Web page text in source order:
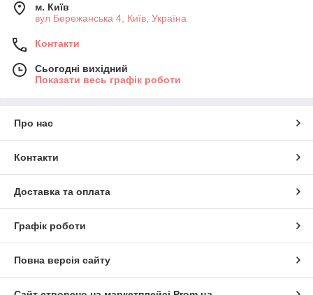
м. Київ
вул Бережанська 4, Київ, Україна
Контакти
Сьогодні вихідний
Показати весь графік роботи
Про нас
Контакти
Доставка та оплата
Графік роботи
Повна версія сайту